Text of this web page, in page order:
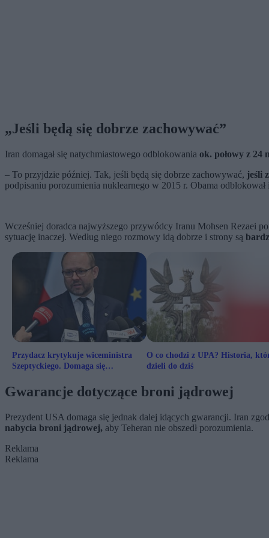
„Jeśli będą się dobrze zachowywać”
Iran domagał się natychmiastowego odblokowania ok. połowy z 24
– To przyjdzie później. Tak, jeśli będą się dobrze zachowywać, jeśli
podpisaniu porozumienia nuklearnego w 2015 r. Obama
Wcześniej doradca najwyższego przywódcy Iranu Mohsen Rezaei
sytuację inaczej. Według niego rozmowy idą dobrze i strony są
Przydacz krytykuje wiceministra
Szeptyckiego. Domaga się
O co chodzi z UPA? Historia,
dzieli do dziś
Gwarancje dotyczące broni jądrowej
Prezydent USA domaga się jednak dalej idących gwarancji. Iran
nabycia broni jądrowej, aby Teheran nie obszedł porozumienia.
Reklama
Reklama